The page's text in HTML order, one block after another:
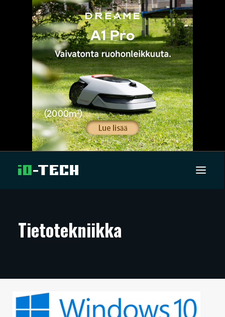
ARTIKKELIT
TECHBBS
Tietotekniikka